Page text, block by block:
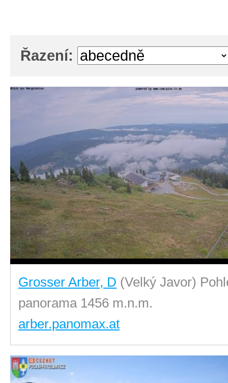
Řazení:
Grosser Arber, D (Velký Javor)
panorama 1456 m.n.m.
arber.panomax.at